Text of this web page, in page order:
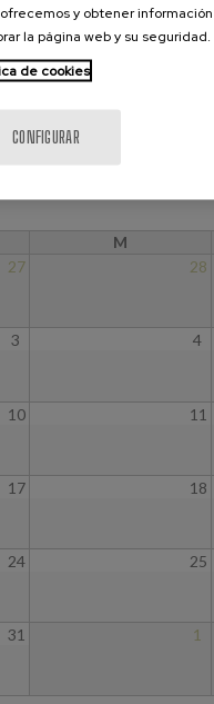
M
27 28
3 4
10 11
17 18
24 25
31 1
y obtener
la página web y su seguridad.
de cookies
CONFIGURAR